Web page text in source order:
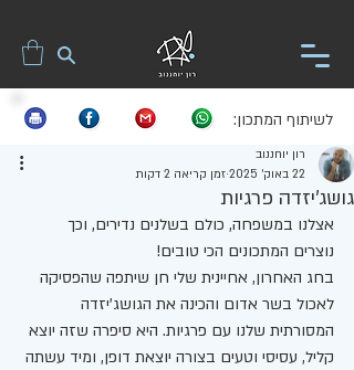
לשיתוף המתכון:
גושג'יזדה פרגיות
רון יוחננוב
22 באוק׳ 2025
זמן קריאה 2 דקות
אצלנו במשפחה, כולם בשלנים נדירים, וכך
נוצרים המתכונים הכי טובים!
בחג האחרון, אחיינית שלי חן שיתפה שהפסיקה
לאכול בשר אדום והכינה את הגושג'יזדה
המסורתית שלנו עם פרגיות. היא סיפרה שזה יוצא
קליל, עסיסי וטעים בצורה יוצאת דופן, ומיד עשתה